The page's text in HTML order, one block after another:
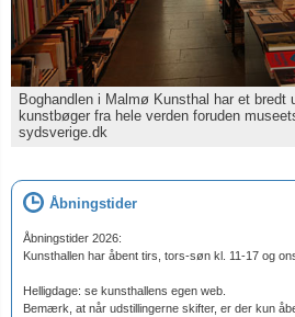
Boghandlen i Malmø Kunsthal har et bredt
kunstbøger fra hele verden foruden
sydsverige.dk
Åbningstider
Åbningstider 2026:
Kunsthallen har åbent tirs, tors-søn kl. 11-17 og
Helligdage: se kunsthallens egen web.
Bemærk, at når udstillingerne skifter, er der kun